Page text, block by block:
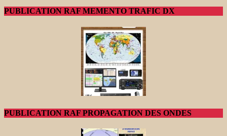
PUBLICATION RAF MEMENTO TRAFIC DX
PUBLICATION RAF PROPAGATION DES ONDES